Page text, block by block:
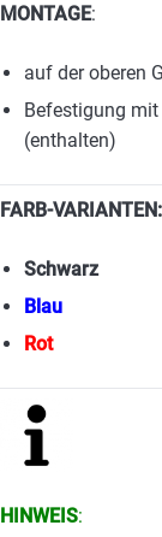
MONTAGE:
auf der oberen
Befestigung mit
(enthalten)
FARB-VARIANTEN:
Schwarz
Blau
Rot
HINWEIS: